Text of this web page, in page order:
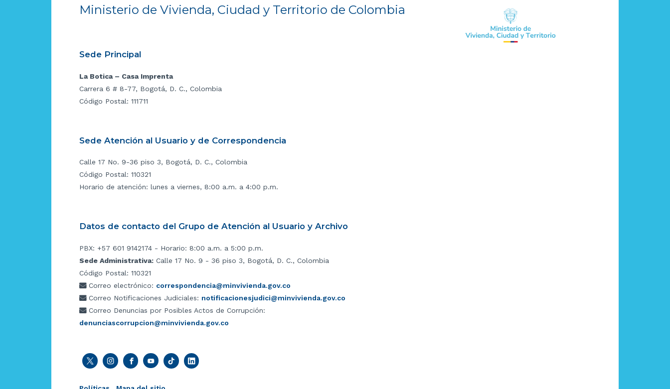
Ministerio de Vivienda, Ciudad y Territorio de Colombia
Sede Principal
La Botica – Casa Imprenta
Carrera 6 # 8-77, Bogotá, D. C., Colombia
Código Postal: 111711
Sede Atención al Usuario y de Correspondencia
Calle 17 No. 9-36 piso 3, Bogotá, D. C., Colombia
Código Postal: 110321
Horario de atención: lunes a viernes, 8:00 a.m. a 4:00 p.m.
Datos de contacto del Grupo de Atención al Usuario y Archivo
PBX: +57 601 9142174 - Horario: 8:00 a.m. a 5:00 p.m.
Sede Administrativa: Calle 17 No. 9 - 36 piso 3, Bogotá, D. C., Colombia
Código Postal: 110321
Correo electrónico: correspondencia@minvivienda.gov.co
Correo Notificaciones Judiciales: notificacionesjudici@minvivienda.gov.co
Correo Denuncias por Posibles Actos de Corrupción:
denunciascorrupcion@minvivienda.gov.co